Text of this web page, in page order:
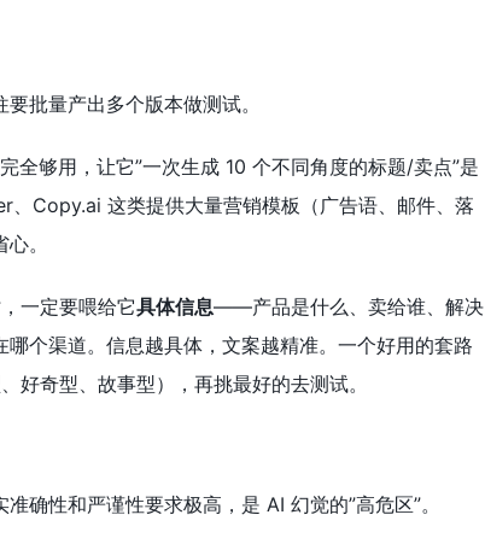
批量产出多个版本做测试。
全够用，让它”一次生成 10 个不同角度的标题/卖点”是
Copy.ai 这类提供大量营销模板（广告语、邮件、落
。
一定要喂给它具体信息——产品是什么、卖给谁、解决
个渠道。信息越具体，文案越精准。一个好用的套路
好奇型、故事型），再挑最好的去测试。
确性和严谨性要求极高，是 AI 幻觉的”高危区”。